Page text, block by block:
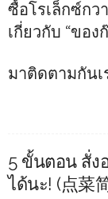
ซื้อโรเล็กซ์กว
เกี่ยวกับ “ขอ
มาติดตามกัน
5 ขั้นตอน สั่ง
ได้นะ! (点菜